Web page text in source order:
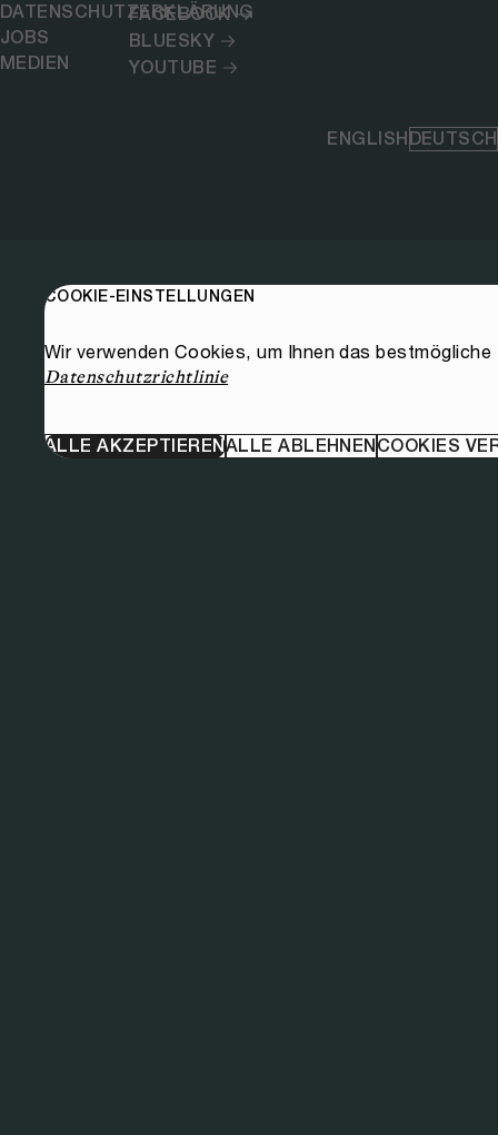
DATENSCHUTZERKLÄRUNG
JOBS
MEDIEN
FACEBOOK
BLUESKY
YOUTUBE
ENGLISHDEUTSCH
COOKIE-EINSTELLUNGEN
Wir verwenden Cookies, um Ihnen das
Datenschutzrichtlinie
ALLE AKZEPTIERENALLE ABLEHNENCOOKIES